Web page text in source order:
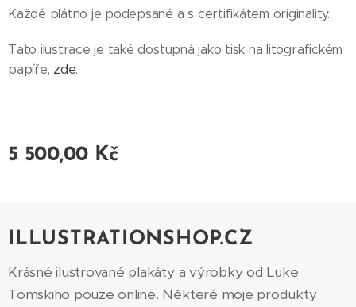
Každé plátno je podepsané a s certifikátem originality.
Tato ilustrace je také dostupná jako tisk na litografickém
papíře, zde.
5 500,00 Kč
ILLUSTRATIONSHOP.CZ
Krásné ilustrované plakáty a výrobky od Luke
Tomskiho pouze online. Některé moje produkty